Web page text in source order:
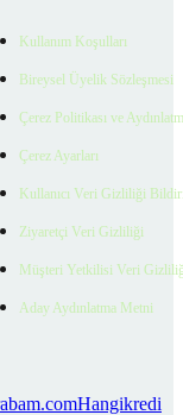
Kullanım Koşulları
Bireysel Üyelik Sözleşmesi
Çerez Politikası ve
Çerez Ayarları
Kullanıcı Veri Gizliliği
Ziyaretçi Veri Gizliliği
Müşteri Yetkilisi Veri
Aday Aydınlatma Metni
Hangikredi